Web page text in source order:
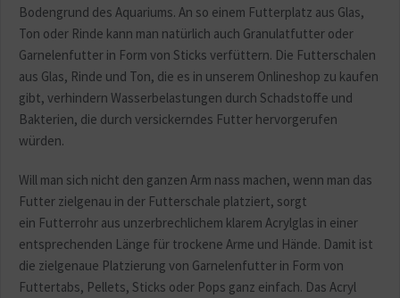
Bodengrund des Aquariums. An so einem Futterplatz aus Glas,
Ton oder Rinde kann man natürlich auch Granulatfutter oder
Garnelenfutter in Form von Sticks verfüttern. Die Futterschalen
aus Glas, Rinde und Ton, die es in unserem Onlineshop zu kaufen
gibt, verhindern Wasserbelastungen durch Schadstoffe und
Bakterien, die durch versickerndes Futter hervorgerufen
würden.
Will man sich nicht den ganzen Arm nass machen, wenn man das
Futter zielgenau in der Futterschale platziert, sorgt
ein Futterrohr aus unzerbrechlichem klarem Acrylglas in einer
entsprechenden Länge für trockene Arme und Hände. Damit ist
die zielgenaue Platzierung von Garnelenfutter in Form von
Futtertabs, Pellets, Sticks oder Pops ganz einfach. Das Acryl